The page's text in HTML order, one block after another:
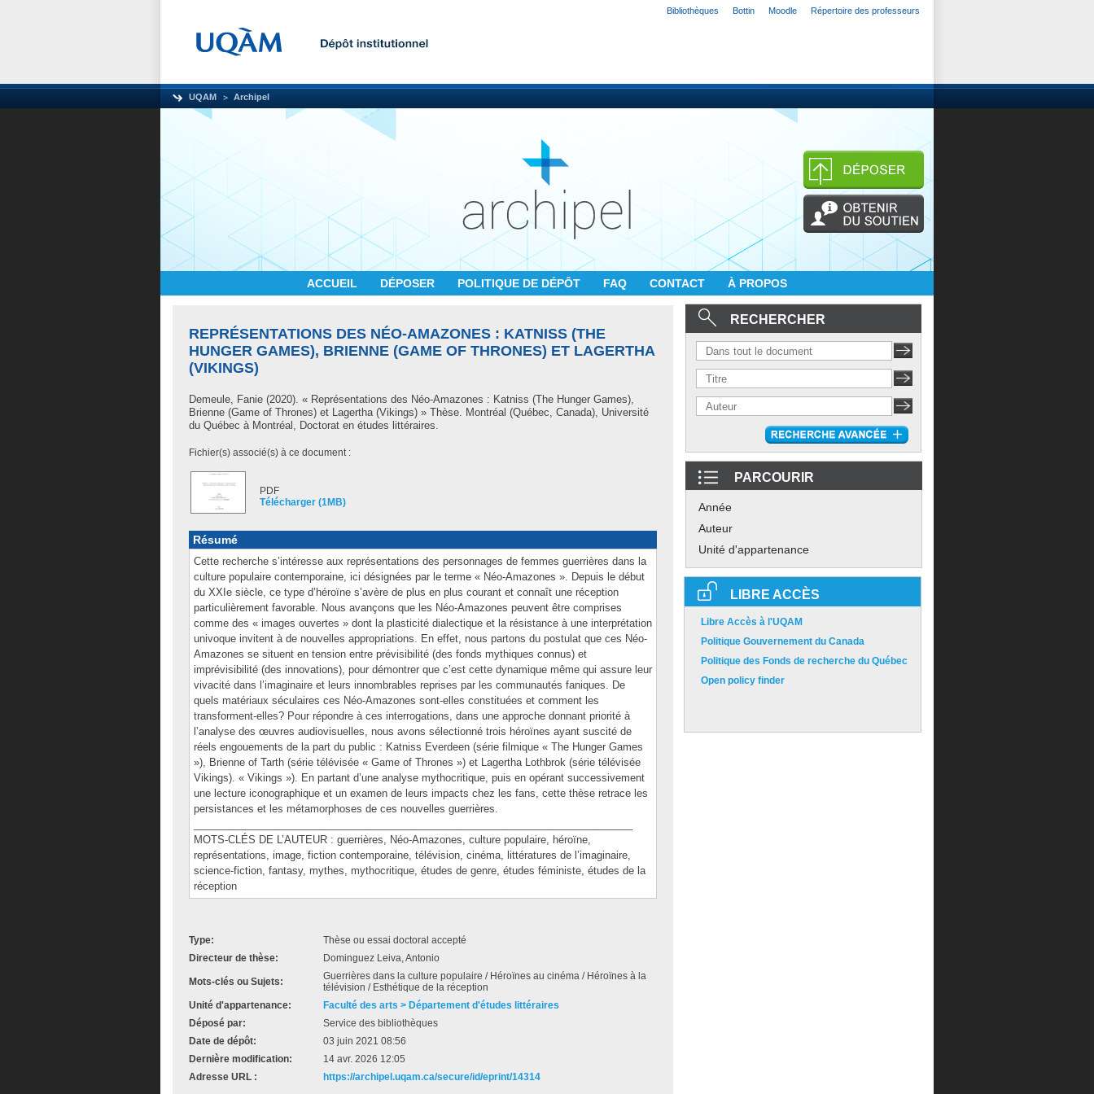
Bibliothèques Bottin Moodle Répertoire des professeurs
UQAM Archipel
ACCUEIL DÉPOSER POLITIQUE DE DÉPÔT FAQ CONTACT À PROPOS
REPRÉSENTATIONS DES NÉO-AMAZONES : KATNISS (THE
HUNGER GAMES), BRIENNE (GAME OF THRONES) ET LAGERTHA
(VIKINGS)
Demeule, Fanie (2020). « Représentations des Néo-Amazones : Katniss (The Hunger Games),
Brienne (Game of Thrones) et Lagertha (Vikings) » Thèse. Montréal (Québec, Canada), Université
du Québec à Montréal, Doctorat en études littéraires.
Fichier(s) associé(s) à ce document :
PDF
Télécharger (1MB)
Résumé
Cette recherche s’intéresse aux représentations des personnages de femmes guerrières dans la
culture populaire contemporaine, ici désignées par le terme « Néo-Amazones ». Depuis le début
du XXIe siècle, ce type d’héroïne s’avère de plus en plus courant et connaît une réception
particulièrement favorable. Nous avançons que les Néo-Amazones peuvent être comprises
comme des « images ouvertes » dont la plasticité dialectique et la résistance à une interprétation
univoque invitent à de nouvelles appropriations. En effet, nous partons du postulat que ces Néo-
Amazones se situent en tension entre prévisibilité (des fonds mythiques connus) et
imprévisibilité (des innovations), pour démontrer que c’est cette dynamique même qui assure leur
vivacité dans l’imaginaire et leurs innombrables reprises par les communautés faniques. De
quels matériaux séculaires ces Néo-Amazones sont-elles constituées et comment les
transforment-elles? Pour répondre à ces interrogations, dans une approche donnant priorité à
l’analyse des œuvres audiovisuelles, nous avons sélectionné trois héroïnes ayant suscité de
réels engouements de la part du public : Katniss Everdeen (série filmique « The Hunger Games
»), Brienne of Tarth (série télévisée « Game of Thrones ») et Lagertha Lothbrok (série télévisée
Vikings). « Vikings »). En partant d’une analyse mythocritique, puis en opérant successivement
une lecture iconographique et un examen de leurs impacts chez les fans, cette thèse retrace les
persistances et les métamorphoses de ces nouvelles guerrières.
MOTS-CLÉS DE L’AUTEUR : guerrières, Néo-Amazones, culture populaire, héroïne,
représentations, image, fiction contemporaine, télévision, cinéma, littératures de l’imaginaire,
science-fiction, fantasy, mythes, mythocritique, études de genre, études féministe, études de la
réception
Type:
Thèse ou essai doctoral accepté
Directeur de thèse:
Dominguez Leiva, Antonio
Mots-clés ou Sujets:
Guerrières dans la culture populaire / Héroïnes au cinéma / Héroïnes à la
télévision / Esthétique de la réception
Unité d'appartenance:
Faculté des arts > Département d'études littéraires
Déposé par:
Service des bibliothèques
Date de dépôt:
03 juin 2021 08:56
Dernière modification:
14 avr. 2026 12:05
Adresse URL :
https://archipel.uqam.ca/secure/id/eprint/14314
RECHERCHER
PARCOURIR
Année
Auteur
Unité d'appartenance
LIBRE ACCÈS
Libre Accès à l'UQAM
Politique Gouvernement du Canada
Politique des Fonds de recherche du Québec
Open policy finder